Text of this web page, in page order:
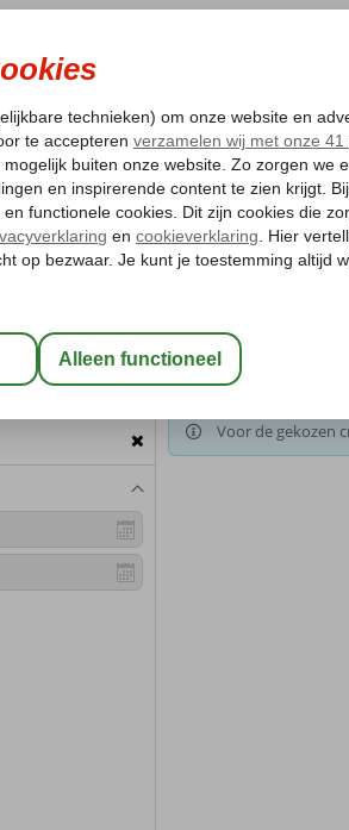
ZOMER 2026 ZONVAKANTIE
Laagsteprijsgarantie* Gratis annuleren*
Reisgezelschap Zanzibar
Voor de gekozen